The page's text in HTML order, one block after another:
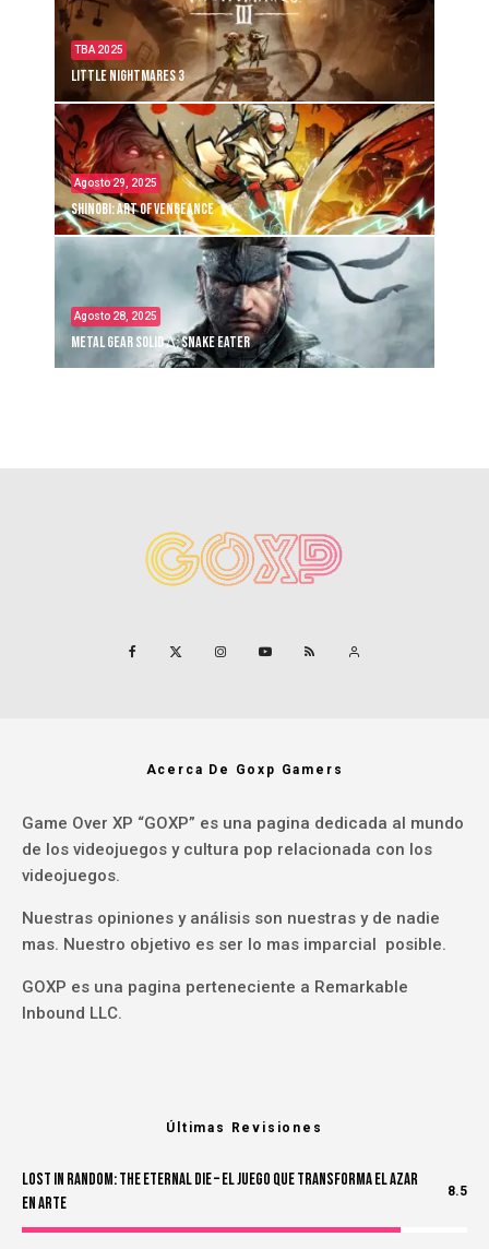
TBA 2025
Little Nightmares 3
Agosto 29, 2025
Shinobi: Art of Vengeance
Agosto 28, 2025
Metal Gear Solid Δ: Snake Eater
Acerca De Goxp Gamers
Game Over XP “GOXP” es una pagina dedicada al mundo
de los videojuegos y cultura pop relacionada con los
videojuegos.
Nuestras opiniones y análisis son nuestras y de nadie
mas. Nuestro objetivo es ser lo mas imparcial posible.
GOXP es una pagina perteneciente a Remarkable
Inbound LLC.
Últimas Revisiones
Lost in Random: The Eternal Die – El Juego Que Transforma el Azar
en Arte
8.5